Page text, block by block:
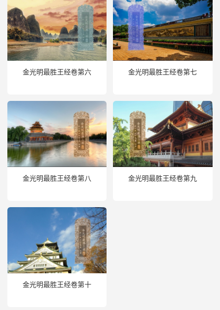
金光明最胜王经卷第六 金光明最胜王经卷第七
金光明最胜王经卷第八 金光明最胜王经卷第九
金光明最胜王经卷第十